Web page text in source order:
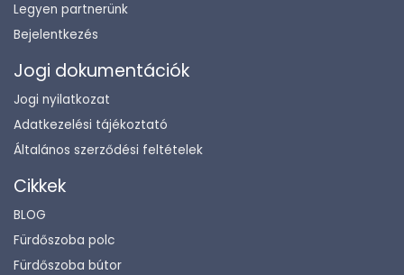
Legyen partnerünk
Bejelentkezés
Jogi dokumentációk
Jogi nyilatkozat
Adatkezelési tájékoztató
Általános szerződési feltételek
Cikkek
BLOG
Fürdőszoba polc
Fürdőszoba bútor